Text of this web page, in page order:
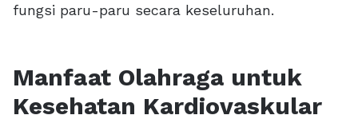
fungsi paru-paru secara keseluruhan.
Manfaat Olahraga untuk
Kesehatan Kardiovaskular